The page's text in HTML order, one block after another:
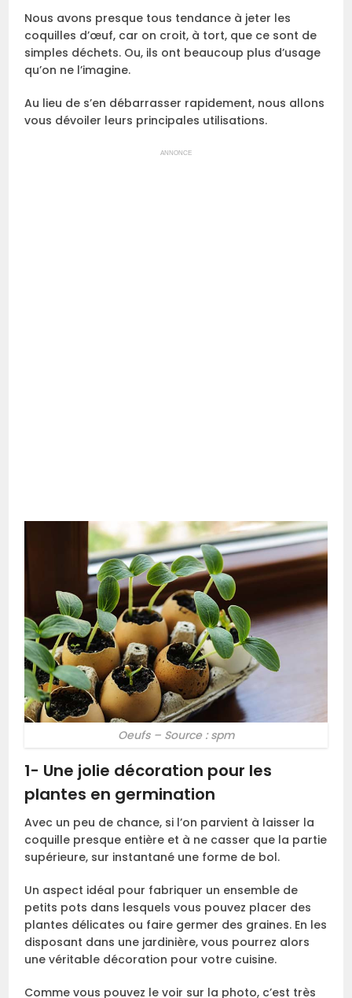
Nous avons presque tous tendance à jeter les
coquilles d’œuf, car on croit, à tort, que ce sont de
simples déchets. Ou, ils ont beaucoup plus d’usage
qu’on ne l’imagine.
Au lieu de s’en débarrasser rapidement, nous allons
vous dévoiler leurs principales utilisations.
ANNONCE
Oeufs – Source : spm
1- Une jolie décoration pour les
plantes en germination
Avec un peu de chance, si l’on parvient à laisser la
coquille presque entière et à ne casser que la partie
supérieure, sur instantané une forme de bol.
Un aspect idéal pour fabriquer un ensemble de
petits pots dans lesquels vous pouvez placer des
plantes délicates ou faire germer des graines. En les
disposant dans une jardinière, vous pourrez alors
une véritable décoration pour votre cuisine.
Comme vous pouvez le voir sur la photo, c’est très